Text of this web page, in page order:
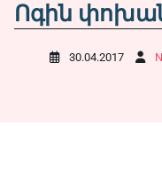
Ոգին
30.04.2017